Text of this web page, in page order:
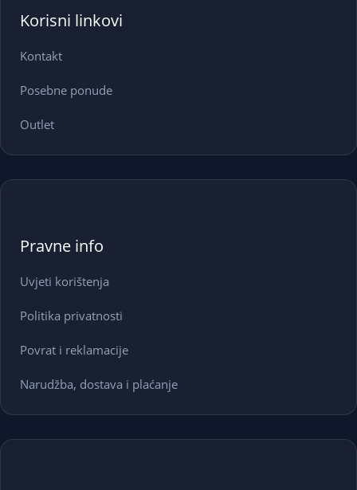
Korisni linkovi
Kontakt
Posebne ponude
Outlet
Pravne info
Uvjeti korištenja
Politika privatnosti
Povrat i reklamacije
Narudžba, dostava i plaćanje